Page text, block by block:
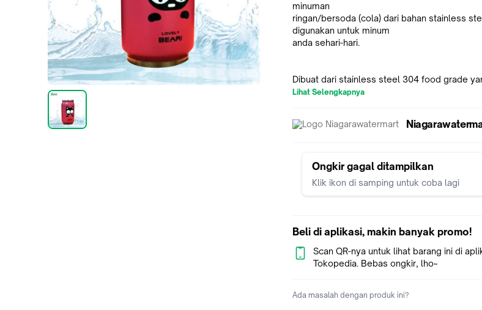
minuman
ringan/bersoda (cola) dari bahan stainless
digunakan untuk minum
anda sehari-hari.
Dibuat dari stainless steel 304 food grade
free. Aman
minum ini!
Design khusus dan menarik ini berukuran
ini pilihan
tepat sebagai gelas air minum di kantor
Lihat Selengkapnya
Ongkir gagal ditampilkan
Klik ikon di samping untuk coba lagi
Beli di aplikasi, makin banyak promo!
Scan QR-nya untuk lihat barang ini di
Tokopedia. Bebas ongkir, lho~
Ada masalah dengan produk ini?